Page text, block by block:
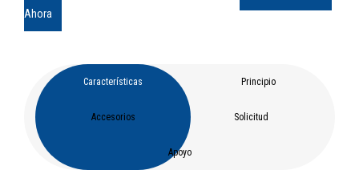
Ahora
Características Principio
Accesorios Solicitud
Apoyo